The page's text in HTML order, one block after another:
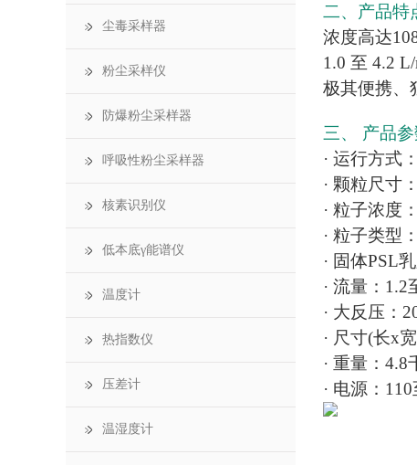
二、产品特
浓度高达
1.0 至 4.2
极其便携、
三、 产品
· 运行方式
· 颗粒尺寸
· 粒子浓度
· 粒子类型
· 固体PSL
· 流量：1.2
· 大反压：
· 尺寸(长x
· 重量：4.8
· 电源：
尘毒采样器
粉尘采样仪
防爆粉尘采样器
呼吸性粉尘采样器
核素识别仪
低本底γ能谱仪
温度计
热指数仪
压差计
温湿度计